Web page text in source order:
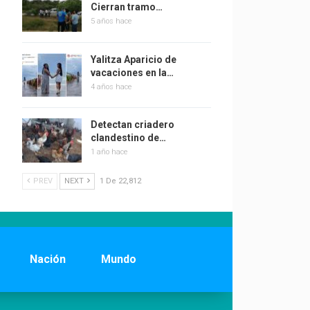
Cierran tramo…
5 años hace
Yalitza Aparicio de
vacaciones en la…
4 años hace
Detectan criadero
clandestino de…
1 año hace
PREV NEXT 1 De 22,812
Nación Mundo